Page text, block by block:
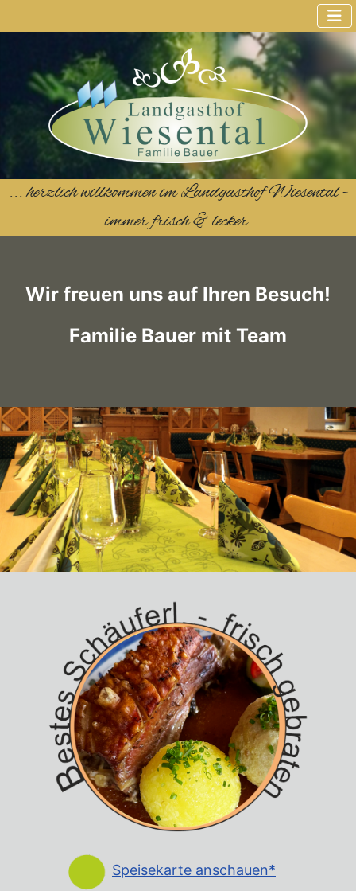
... herzlich willkommen im Landgasthof Wiesental -
immer frisch & lecker
Wir freuen uns auf Ihren Besuch!
Familie Bauer mit Team
Speisekarte anschauen*